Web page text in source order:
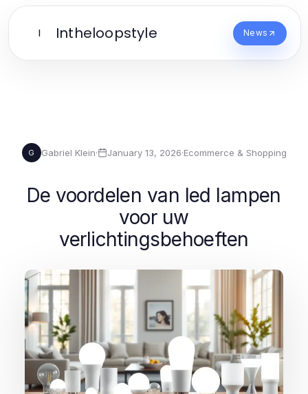
I Intheloopstyle News
G Gabriel Klein· January 13, 2026·Ecommerce & Shopping
De voordelen van led lampen
voor uw
verlichtingsbehoeften